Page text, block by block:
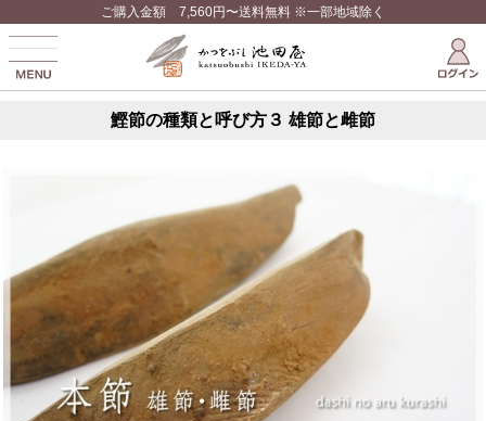
ご購入金額 7,560円〜送料無料 ※一部地域除く
鰹節の種類と呼び方３ 雄節と雌節